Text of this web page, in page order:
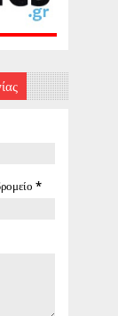
*